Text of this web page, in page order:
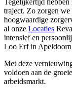
Tegelijkertijd
traject. Zo zorgen
hoogwaardige
al onze Locaties
intensief en
Loo Erf in
Met deze
voldoen aan de
arbeidsmarkt.